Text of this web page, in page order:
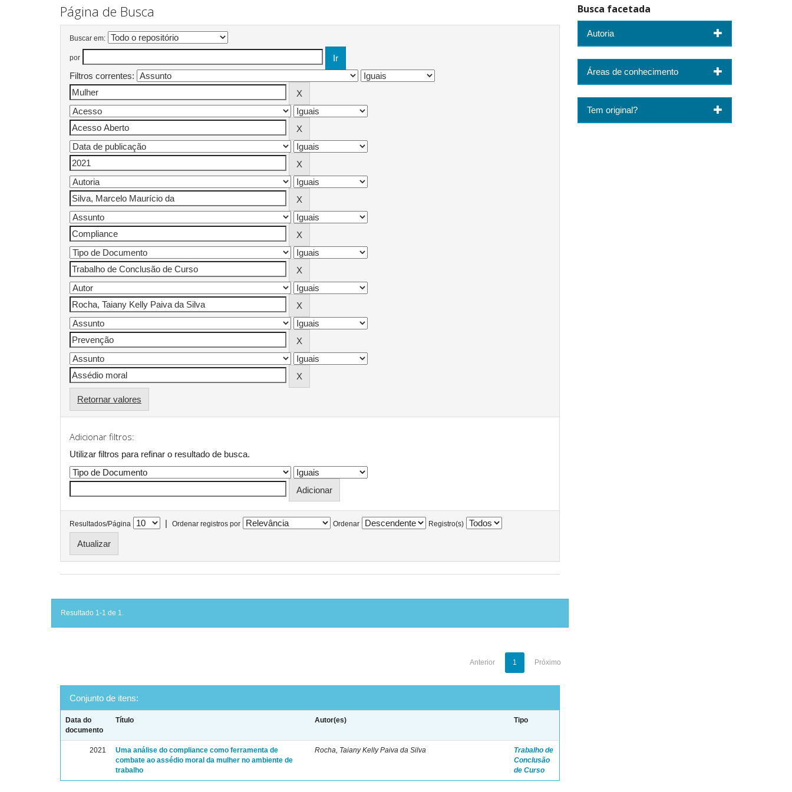
Página de Busca
Buscar em:
por
Filtros correntes:
Retornar valores
Adicionar filtros:
Utilizar filtros para refinar o resultado de busca.
Resultados/Página | Ordenar registros por Ordenar Registro(s)
Resultado 1-1 de 1.
Anterior 1 Próximo
Conjunto de itens:
Data do
documento
Título Autor(es) Tipo
2021
Uma análise do compliance como ferramenta de
combate ao assédio moral da mulher no ambiente de
trabalho
Rocha, Taiany Kelly Paiva da Silva
Trabalho de
Conclusão
de Curso
Busca facetada
Autoria
Áreas de conhecimento
Tem original?